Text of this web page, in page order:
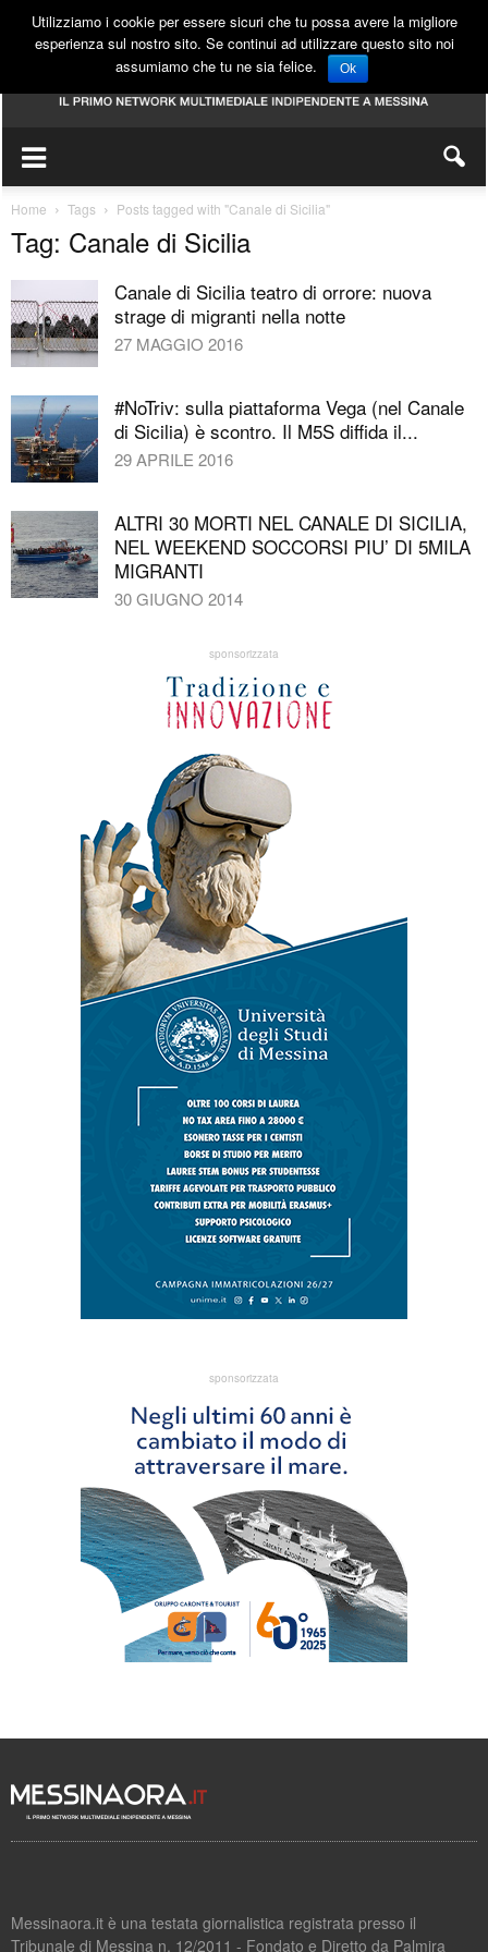
Home Tags Posts tagged with "Canale di Sicilia"
Tag: Canale di Sicilia
Canale di Sicilia teatro di orrore: nuova
strage di migranti nella notte
27 MAGGIO 2016
#NoTriv: sulla piattaforma Vega (nel Canale
di Sicilia) è scontro. Il M5S diffida il...
29 APRILE 2016
ALTRI 30 MORTI NEL CANALE DI SICILIA,
NEL WEEKEND SOCCORSI PIU’ DI 5MILA
MIGRANTI
30 GIUGNO 2014
sponsorizzata
sponsorizzata
Messinaora.it è una testata giornalistica registrata presso il
Tribunale di Messina n. 12/2011 - Fondato e Diretto da Palmira
Utilizziamo i cookie per essere sicuri che tu possa avere la migliore
esperienza sul nostro sito. Se continui ad utilizzare questo sito noi
assumiamo che tu ne sia felice.
Ok